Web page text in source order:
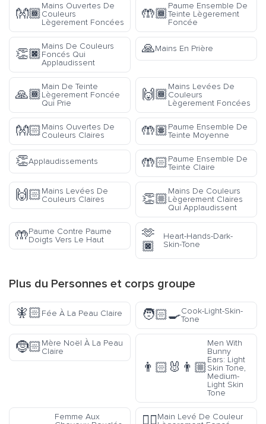
👐🏾
Mains Ouvertes De
Couleurs
Lègerement Foncées
🤲🏾
Paume Ensemble De
Teinte Lègerement
Foncée
👏🏿
Mains De Couleurs
Foncés Qui
Applaudissent
🙏Mains En Prière
🙏🏾
Main De Teinte
Lègerement Foncée
Qui Prie
🙌🏾
Mains Levées De
Couleurs
Lègerement Foncées
👐🏻Mains Ouvertes De
Couleurs Claires
🤲🏽Paume Ensemble De
Teinte Moyenne
👏Applaudissements 🤲🏻Paume Ensemble De
Teinte Claire
🙌🏻Mains Levées De
Couleurs Claires
👏🏼
Mains De Couleurs
Lègerement Claires
Qui Applaudissent
🤲Paume Contre Paume
Doigts Vers Le Haut
🫶
🏿
Heart-Hands-Dark-
Skin-Tone
Plus du Personnes et corps groupe
🧚🏻Fée À La Peau Claire 🧑🏻‍🍳Cook-Light-Skin-
Tone
🤶🏻Mère Noël À La Peau
Claire
👨🏻‍🐰‍👨🏼
Men With
Bunny
Ears: Light
Skin Tone,
Medium-
Light Skin
Tone
Femme Aux
✋🏾 Main Levé De Couleur